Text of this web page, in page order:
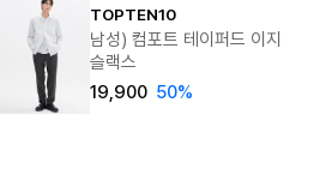
TOPTEN10
남성) 컴포트 테이퍼드 이지
슬랙스
19,900 50%